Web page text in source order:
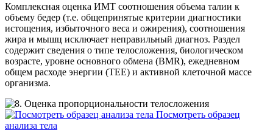
Комплексная оценка ИМТ соотношения объема талии к
объему бедер (т.е. общепринятые критерии диагностики
истощения, избыточного веса и ожирения), соотношения
жира и мышц исключает неправильный диагноз. Раздел
содержит сведения о типе телосложения, биологическом
возрасте, уровне основного обмена (BMR), ежедневном
общем расходе энергии (TEE) и активной клеточной массе
организма.
Посмотреть образец
анализа тела